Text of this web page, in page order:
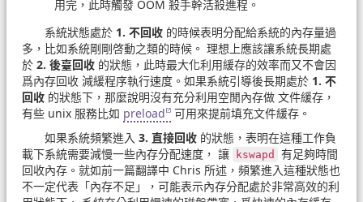
用完，此時觸發 OOM 殺手幹活殺進程。
系統狀態處於 1. 不回收 的時候表明分配給系統的內存量過
多，比如系統剛剛啓動之類的時候。 理想上應該讓系統長期處
於 2. 後臺回收 的狀態，此時最大化利用緩存的效率而又不會因
爲內存回收 減緩程序執行速度。如果系統引導後長期處於 1. 不
回收 的狀態下，那麼說明沒有充分利用空閒內存做 文件緩存，
有些 unix 服務比如 preload
可用來提前填充文件緩存。
如果系統頻繁進入 3. 直接回收 的狀態，表明在這種工作負
載下系統需要減慢一些內存分配速度， 讓
kswapd
有足夠時間
回收內存。就如前一篇翻譯中 Chris 所述，頻繁進入這種狀態也
不一定代表「內存不足」，可能表示內存分配處於非常高效的利